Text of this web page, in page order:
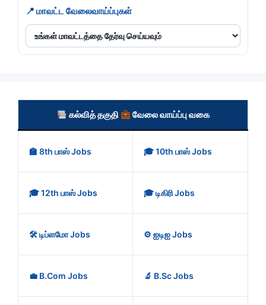
📍 மாவட்ட வேலைவாய்ப்புகள்
கல்வித் தகுதி வேலை வாய்ப்பு வகை
🏫 8th பாஸ் Jobs 🎓 10th பாஸ் Jobs
🎓 12th பாஸ் Jobs 🎓 டிகிரி Jobs
🛠️ டிப்ளமோ Jobs ⚙️ ஐடிஐ Jobs
💼 B.Com Jobs 🔬 B.Sc Jobs